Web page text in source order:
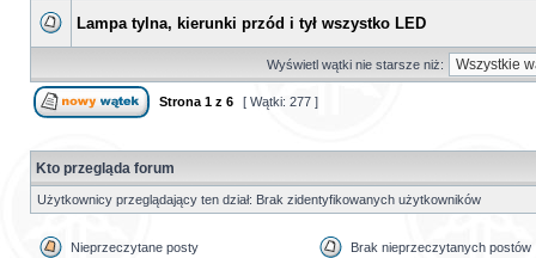
Lampa tylna, kierunki przód i tył wszystko LED
Wyświetl wątki nie starsze niż:
Strona 1 z 6 [ Wątki: 277 ]
Kto przegląda forum
Użytkownicy przeglądający ten dział: Brak zidentyfikowanych użytkowników
Nieprzeczytane posty Brak nieprzeczytanych postów